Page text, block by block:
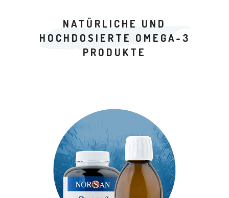
NATÜRLICHE UND
HOCHDOSIERTE OMEGA-3
PRODUKTE